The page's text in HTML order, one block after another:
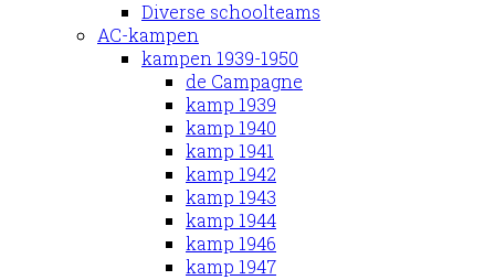
Diverse schoolteams
AC-kampen
kampen 1939-1950
de Campagne
kamp 1939
kamp 1940
kamp 1941
kamp 1942
kamp 1943
kamp 1944
kamp 1946
kamp 1947